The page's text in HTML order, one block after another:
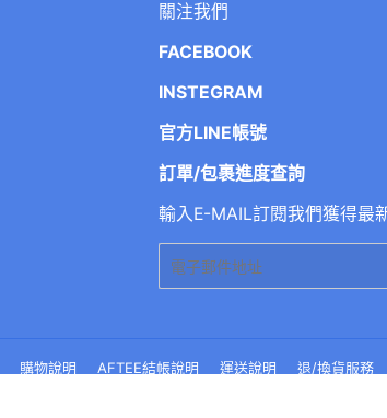
關注我們
FACEBOOK
INSTEGRAM
官方LINE帳號
訂單/包裹進度查詢
輸入E-MAIL訂閱我們獲得最
子
購物說明 AFTEE結帳說明 運送說明 退/換貨服務